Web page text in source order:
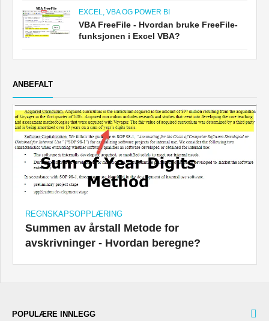
EXCEL, VBA OG POWER BI
VBA FreeFile - Hvordan bruke FreeFile-
funksjonen i Excel VBA?
ANBEFALT
REGNSKAPSOPPLÆRING
Summen av årstall Metode for
avskrivninger - Hvordan beregne?
POPULÆRE INNLEGG